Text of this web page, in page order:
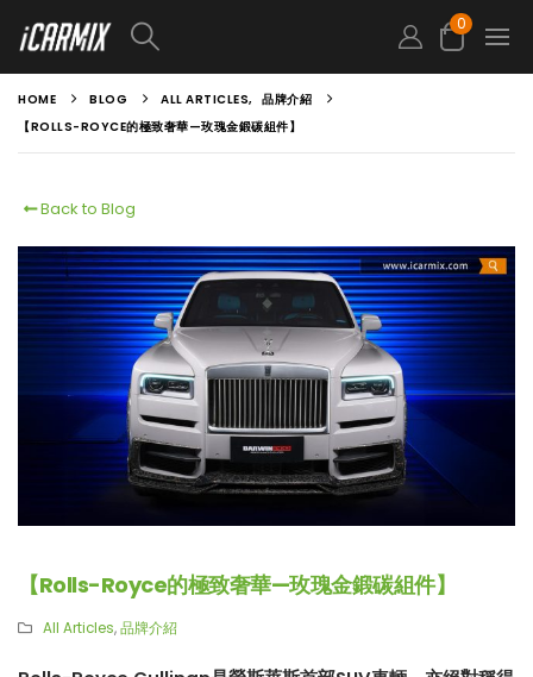
0
HOME BLOG ALL ARTICLES, 品牌介紹
【ROLLS-ROYCE的極致奢華—玫瑰金鍛碳組件】
Back to Blog
【Rolls-Royce的極致奢華—玫瑰金鍛碳組件】
All Articles,品牌介紹